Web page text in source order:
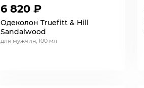
6 820 ₽
Одеколон Truefitt & Hill
Sandalwood
для мужчин, 100 мл